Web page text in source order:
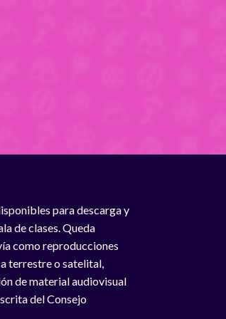
para descarga y
de clases. Queda
como reproducciones
terrestre o satelital,
de material audiovisual
del Consejo